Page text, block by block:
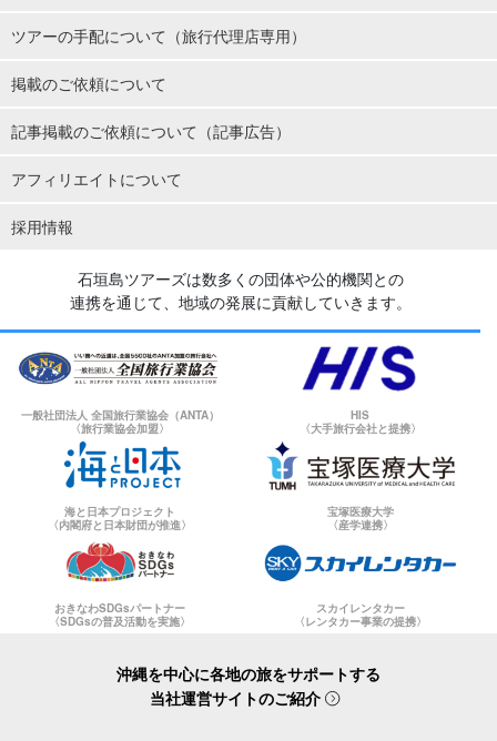
ツアーの手配について（旅行代理店専用）
掲載のご依頼について
記事掲載のご依頼について（記事広告）
アフィリエイトについて
採用情報
石垣島ツアーズは数多くの団体や公的機関との
連携を通じて、地域の発展に貢献していきます。
一般社団法人 全国旅行業協会（ANTA）
〈旅行業協会加盟〉
HIS
〈大手旅行会社と提携〉
海と日本プロジェクト
〈内閣府と日本財団が推進〉
宝塚医療大学
〈産学連携〉
おきなわSDGsパートナー
〈SDGsの普及活動を実施〉
スカイレンタカー
〈レンタカー事業の提携〉
沖縄を中心に各地の旅をサポートする
当社運営サイトのご紹介